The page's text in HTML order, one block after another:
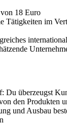
18 Euro
Tätigkeiten im
Du überzeugst
den Produkten
und Ausbau